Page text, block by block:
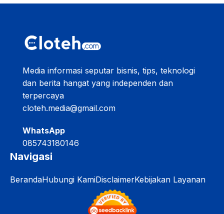
Media informasi seputar bisnis, tips, teknologi
dan berita hangat yang independen dan
terpercaya
cloteh.media@gmail.com
WhatsApp
085743180146
Navigasi
BerandaHubungi KamiDisclaimerKebijakan Layanan